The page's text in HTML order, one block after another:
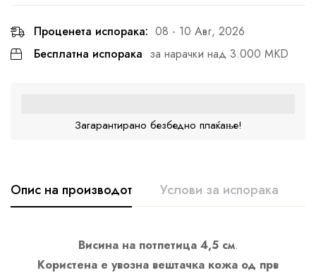
Проценета испорака: 08 - 10 Авг, 2026
Бесплатна испорака за нарачки над 3.000 MKD
Загарантирано безбедно плаќање!
Опис на производот Услови за испорака
Висина на потпетица 4,5 см.
Користена е увозна вештачка кожа од прв